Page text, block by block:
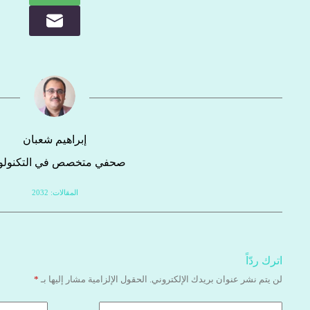
إبراهيم شعبان
صحفي متخصص في
المقالات: 2032
اترك ردّاً
لن يتم نشر عنوان بريدك الإلكتروني. الحقول الإلزامية مشار إليها بـ *